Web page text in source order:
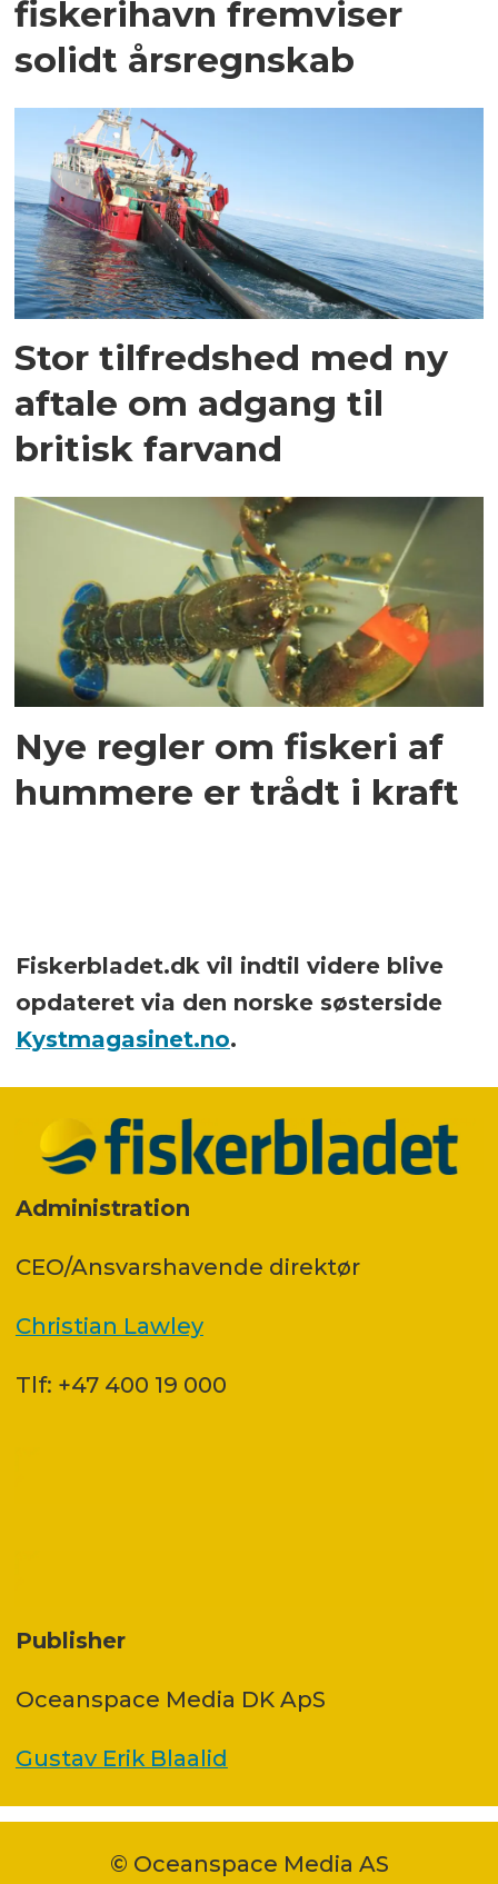
fiskerihavn fremviser
solidt årsregnskab
Stor tilfredshed med ny
aftale om adgang til
britisk farvand
Nye regler om fiskeri af
hummere er trådt i kraft
Fiskerbladet.dk vil indtil videre blive
opdateret via den norske søsterside
Kystmagasinet.no.
Administration
CEO/Ansvarshavende direktør
Christian Lawley
Tlf: +47 400 19 000
Publisher
Oceanspace Media DK ApS
Gustav Erik Blaalid
© Oceanspace Media AS